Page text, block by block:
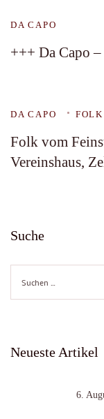
DA CAPO
+++ Da Capo
DA CAPO FOLK
Folk vom
Vereinshaus,
Suche
nach:
Neueste Artikel
6.